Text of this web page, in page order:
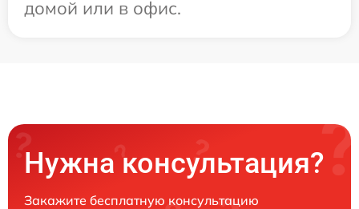
домой или в офис.
Нужна консультация?
Закажите бесплатную консультацию